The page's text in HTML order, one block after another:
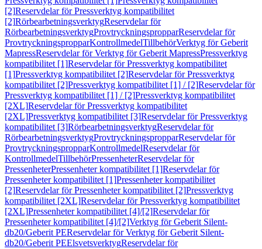
[2]Reservdelar för Pressverktyg kompatibilitet
[2]RörbearbetningsverktygReservdelar för
RörbearbetningsverktygProvtryckningspropparReservdelar för
ProvtryckningspropparKontrollmedelTillbehörVerktyg för Geberit
MapressReservdelar för Verktyg för Geberit MapressPressverktyg
kompatibilitet [1]Reservdelar för Pressverktyg kompatibilitet
[1]Pressverktyg kompatibilitet [2]Reservdelar för Pressverktyg
kompatibilitet [2]Pressverktyg kompatibilitet [1] / [2]Reservdelar för
Pressverktyg kompatibilitet [1] / [2]Pressverktyg kompatibilitet
[2XL]Reservdelar för Pressverktyg kompatibilitet
[2XL]Pressverktyg kompatibilitet [3]Reservdelar för Pressverktyg
kompatibilitet [3]RörbearbetningsverktygReservdelar för
RörbearbetningsverktygProvtryckningspropparReservdelar för
ProvtryckningspropparKontrollmedelReservdelar för
KontrollmedelTillbehörPressenheterReservdelar för
PressenheterPressenheter kompatibilitet [1]Reservdelar för
Pressenheter kompatibilitet [1]Pressenheter kompatibilitet
[2]Reservdelar för Pressenheter kompatibilitet [2]Pressverktyg
kompatibilitet [2XL]Reservdelar för Pressverktyg kompatibilitet
[2XL]Pressenheter kompatibilitet [4]/[2]Reservdelar för
Pressenheter kompatibilitet [4]/[2]Verktyg för Geberit Silent-
db20/Geberit PEReservdelar för Verktyg för Geberit Silent-
db20/Geberit PEElsvetsverktygReservdelar för